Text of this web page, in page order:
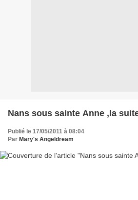
Nans sous sainte Anne ,la
Publié le 17/05/2011 à 08:04
Par Mary's Angeldream